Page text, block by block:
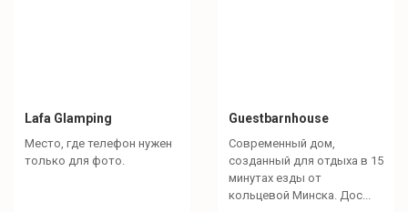
Lafa Glamping
Место, где телефон нужен
только для фото.
Guestbarnhouse
Современный дом,
созданный для отдыха в 15
минутах езды от
кольцевой Минска. Дос...